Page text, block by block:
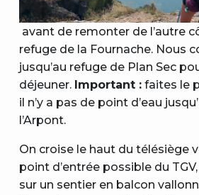
avant de remonter de l’autre
refuge de la Fournache. Nous
jusqu’au refuge de Plan Sec
déjeuner. Important : faites le
il n’y a pas de point d’eau
l’Arpont.
On croise le haut du télésiège
point d’entrée possible du
sur un sentier en balcon